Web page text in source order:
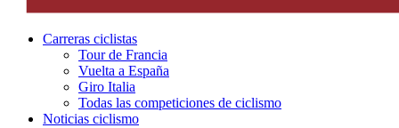
Carreras ciclistas
Tour de Francia
Vuelta a España
Giro Italia
Todas las competiciones de ciclismo
Noticias ciclismo